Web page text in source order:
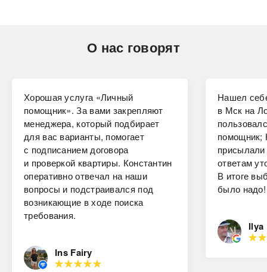
О нас говорят
Хорошая услуга «Личный
помощник». За вами закрепляют
менеджера, который подбирает
для вас варианты, помогает
с подписанием договора
и проверкой квартиры. Константин
оперативно отвечал на наши
вопросы и подстраивался под
возникающие в ходе поиска
требования.
Ins Fairy
Нашел
в Мск на
помощник;
ответам
В итоге
было надо!
Ilya